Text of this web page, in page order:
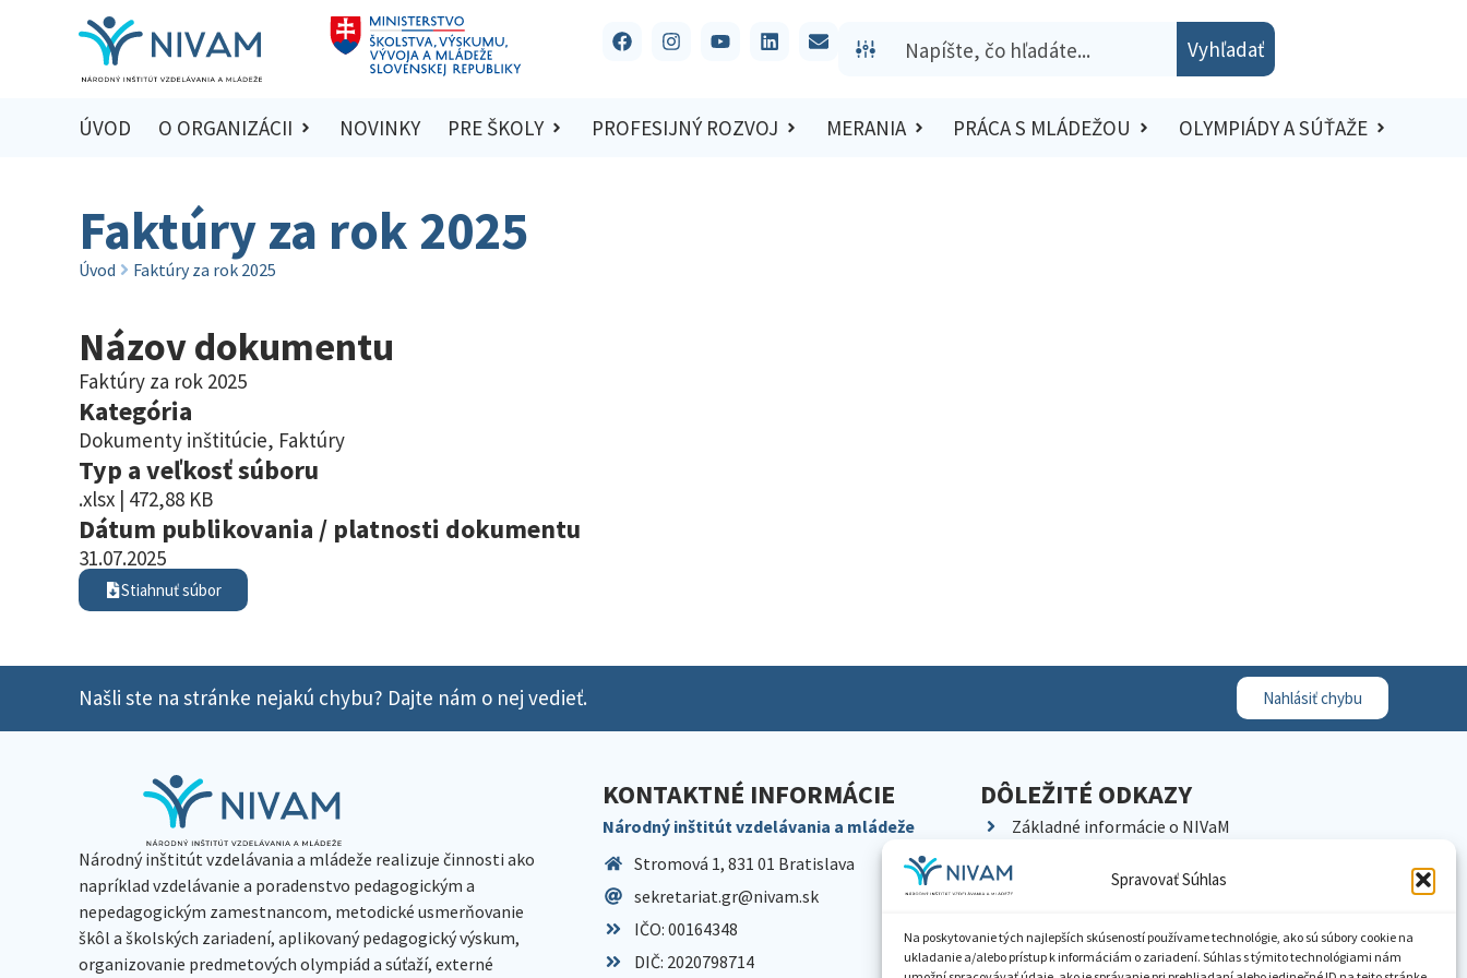
Spravovať Súhlas
Na poskytovanie tých najlepších skúseností používame technológie, ako sú súbory cookie na
ukladanie a/alebo prístup k informáciám o zariadení. Súhlas s týmito technológiami nám
Vyhľadať
ÚVOD O ORGANIZÁCII NOVINKY PRE ŠKOLY PROFESIJNÝ ROZVOJ MERANIA PRÁCA S MLÁDEŽOU OLYMPIÁDY A SÚŤAŽE
Faktúry za rok 2025
Úvod Faktúry za rok 2025
Názov dokumentu
Faktúry za rok 2025
Kategória
Dokumenty inštitúcie, Faktúry
Typ a veľkosť súboru
.xlsx | 472,88 KB
Dátum publikovania / platnosti dokumentu
31.07.2025
Stiahnuť súbor
Našli ste na stránke nejakú chybu? Dajte nám o nej vedieť. Nahlásiť chybu
Národný inštitút vzdelávania a mládeže realizuje činnosti ako
napríklad vzdelávanie a poradenstvo pedagogickým a
nepedagogickým zamestnancom, metodické usmerňovanie
škôl a školských zariadení, aplikovaný pedagogický výskum,
organizovanie predmetových olympiád a súťaží, externé
KONTAKTNÉ INFORMÁCIE
Národný inštitút vzdelávania a mládeže
Stromová 1, 831 01 Bratislava
sekretariat.gr@nivam.sk
IČO: 00164348
DIČ: 2020798714
DÔLEŽITÉ ODKAZY
Základné informácie o NIVaM
Kariéra
Pracoviská NIVaM